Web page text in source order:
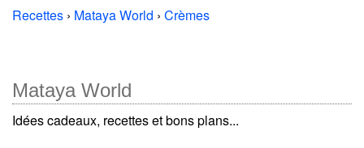
Recettes › Mataya World › Crèmes
Mataya World
Idées cadeaux, recettes et bons plans...